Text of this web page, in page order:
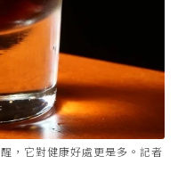
，它對健康好處更是多。記者